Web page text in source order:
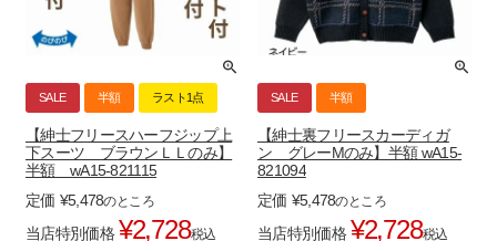
SALE 半額 ラスト1点
【紳士フリースハーフジップ上
下スーツ ブラウンＬＬのみ】
半額 wA15-821115
定価 ¥5,478のところ
当店特別価格 ¥2,728税込
SALE 半額
【紳士裏フリースカーディガ
ン グレーMのみ】半額 wA15-
821094
定価 ¥5,478のところ
当店特別価格 ¥2,728税込